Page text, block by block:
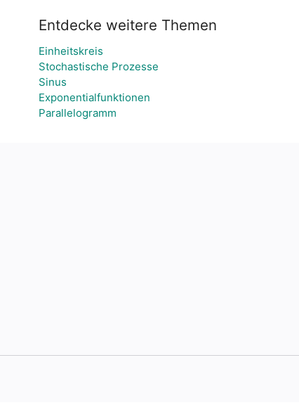
Entdecke weitere Themen
Einheitskreis
Stochastische Prozesse
Sinus
Exponentialfunktionen
Parallelogramm